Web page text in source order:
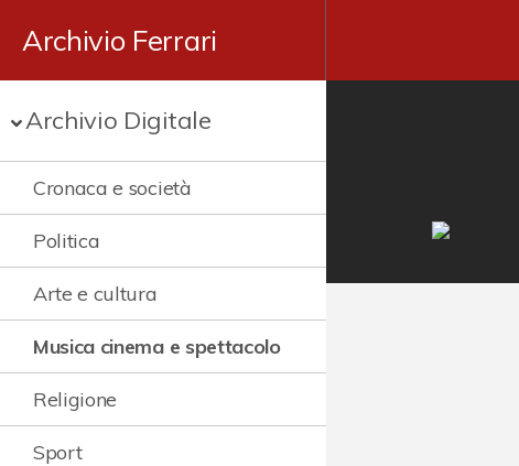
Archivio Ferrari
Archivio Digitale
Cronaca e società
Politica
Arte e cultura
Musica cinema e spettacolo
Religione
Sport